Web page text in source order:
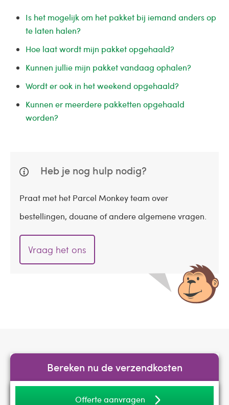
Is het mogelijk om het pakket bij iemand anders op
te laten halen?
Hoe laat wordt mijn pakket opgehaald?
Kunnen jullie mijn pakket vandaag ophalen?
Wordt er ook in het weekend opgehaald?
Kunnen er meerdere pakketten opgehaald
worden?
Heb je nog hulp nodig?
Praat met het Parcel Monkey team over
bestellingen, douane of andere algemene vragen.
Vraag het ons
Bereken nu de verzendkosten
Offerte aanvragen